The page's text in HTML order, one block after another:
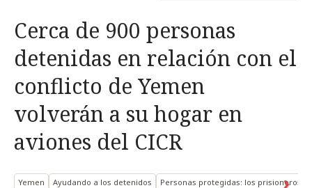
Cerca de 900 personas
detenidas en relación con el
conflicto de Yemen
volverán a su hogar en
aviones del CICR
Yemen Ayudando a los detenidos Personas protegidas: los prisioneros